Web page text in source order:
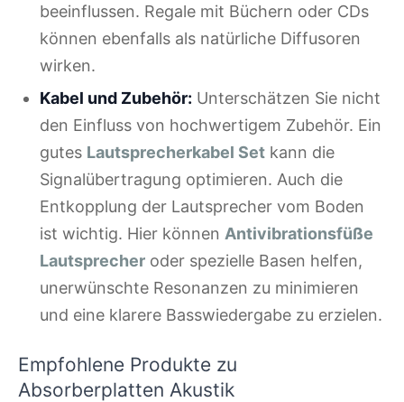
beeinflussen. Regale mit Büchern oder CDs
können ebenfalls als natürliche Diffusoren
wirken.
Kabel und Zubehör: Unterschätzen Sie nicht
den Einfluss von hochwertigem Zubehör. Ein
gutes Lautsprecherkabel Set kann die
Signalübertragung optimieren. Auch die
Entkopplung der Lautsprecher vom Boden
ist wichtig. Hier können Antivibrationsfüße
Lautsprecher oder spezielle Basen helfen,
unerwünschte Resonanzen zu minimieren
und eine klarere Basswiedergabe zu erzielen.
Empfohlene Produkte zu
Absorberplatten Akustik